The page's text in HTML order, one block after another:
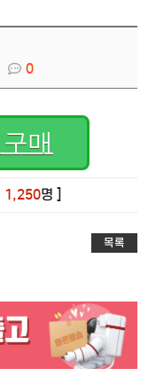
0
매
1,250명 ]
목록